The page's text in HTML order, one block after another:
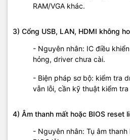
RAM/VGA khác.
3) Cổng USB, LAN, HDMI không
- Nguyên nhân: IC điều
hỏng, driver chưa cài.
- Biện pháp sơ bộ: kiểm tra
vẫn lỗi, cần kỹ thuật kiểm
4) Âm thanh mất hoặc BIOS reset
- Nguyên nhân: Tụ âm thanh